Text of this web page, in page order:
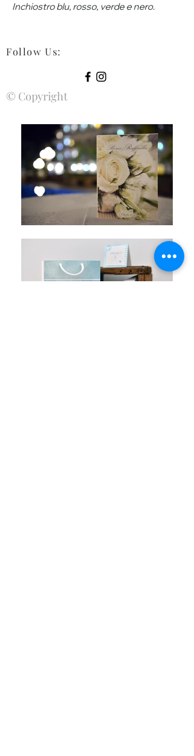
Inchiostro blu, rosso, verde e nero.
Follow Us:
© Copyright